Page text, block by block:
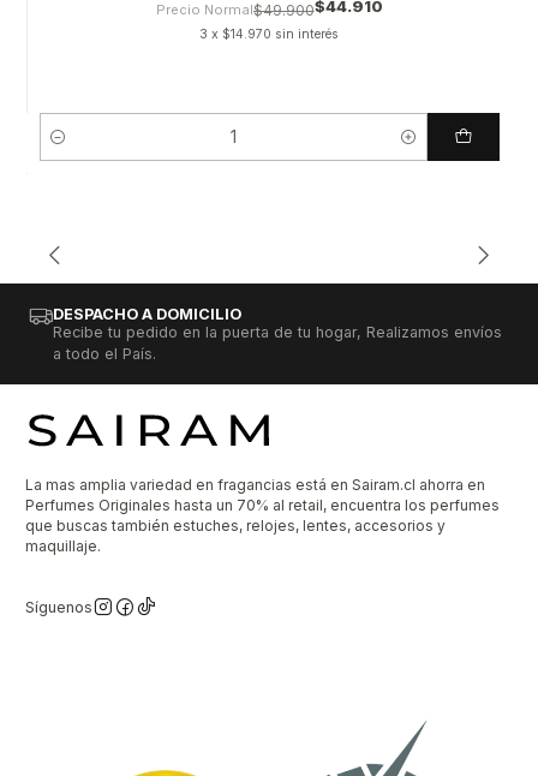
Precio Normal$49.900$44.910
3 x $14.970 sin interés
Cantidad
DESPACHO A DOMICILIO
Recibe tu pedido en la puerta de tu hogar, Realizamos envíos
a todo el País.
La mas amplia variedad en fragancias está en Sairam.cl ahorra en
Perfumes Originales hasta un 70% al retail, encuentra los perfumes
que buscas también estuches, relojes, lentes, accesorios y
maquillaje.
Síguenos